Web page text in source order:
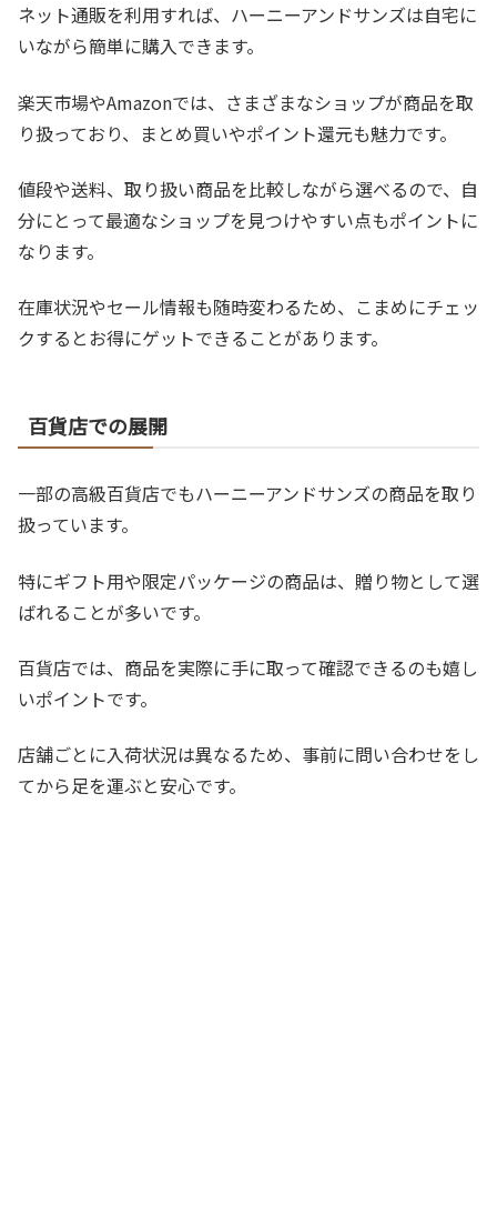
ネット通販を利用すれば、ハーニーアンドサンズは自宅に
いながら簡単に購入できます。
楽天市場やAmazonでは、さまざまなショップが商品を取
り扱っており、まとめ買いやポイント還元も魅力です。
値段や送料、取り扱い商品を比較しながら選べるので、自
分にとって最適なショップを見つけやすい点もポイントに
なります。
在庫状況やセール情報も随時変わるため、こまめにチェッ
クするとお得にゲットできることがあります。
百貨店での展開
一部の高級百貨店でもハーニーアンドサンズの商品を取り
扱っています。
特にギフト用や限定パッケージの商品は、贈り物として選
ばれることが多いです。
百貨店では、商品を実際に手に取って確認できるのも嬉し
いポイントです。
店舗ごとに入荷状況は異なるため、事前に問い合わせをし
てから足を運ぶと安心です。